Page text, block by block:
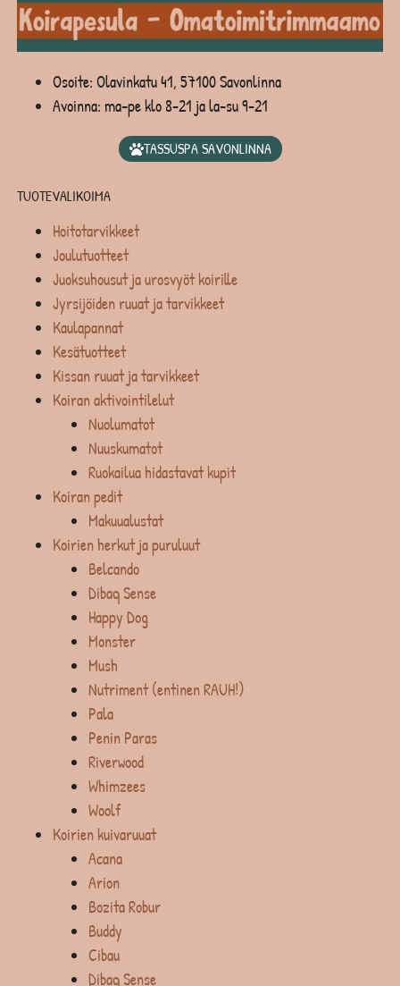
Osoite: Olavinkatu 41, 57100 Savonlinna
Avoinna: ma-pe klo 8-21 ja la-su 9-21
TASSUSPA SAVONLINNA
TUOTEVALIKOIMA
Hoitotarvikkeet
Joulutuotteet
Juoksuhousut ja urosvyöt koirille
Jyrsijöiden ruuat ja tarvikkeet
Kaulapannat
Kesätuotteet
Kissan ruuat ja tarvikkeet
Koiran aktivointilelut
Nuolumatot
Nuuskumatot
Ruokailua hidastavat kupit
Koiran pedit
Makuualustat
Koirien herkut ja puruluut
Belcando
Dibaq Sense
Happy Dog
Monster
Mush
Nutriment (entinen RAUH!)
Pala
Penin Paras
Riverwood
Whimzees
Woolf
Koirien kuivaruuat
Acana
Arion
Bozita Robur
Buddy
Cibau
Dibaq Sense